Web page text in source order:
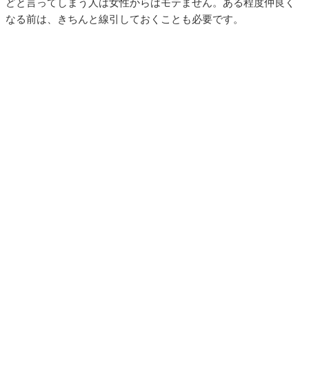
なる前は、きちんと線引しておくことも必要です。